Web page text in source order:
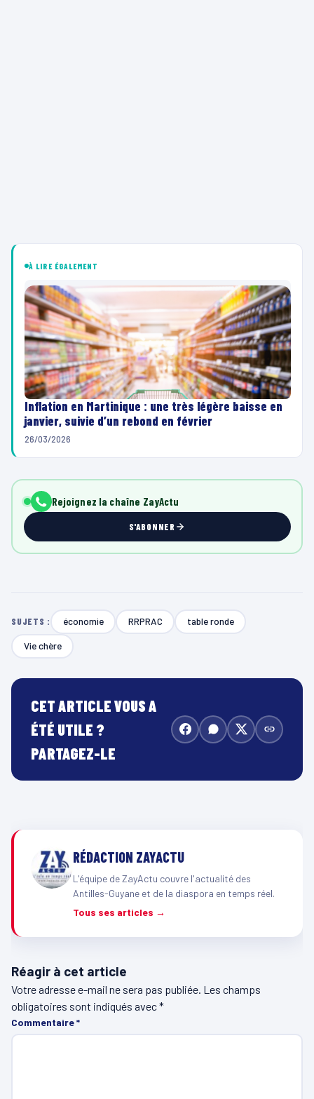
À LIRE ÉGALEMENT
Inflation en Martinique : une très légère baisse en
janvier, suivie d’un rebond en février
26/03/2026
Rejoignez la chaîne ZayActu
S'ABONNER
SUJETS : économie RRPRAC table ronde
Vie chère
CET ARTICLE VOUS A
ÉTÉ UTILE ?
PARTAGEZ-LE
RÉDACTION ZAYACTU
L'équipe de ZayActu couvre l'actualité des
Antilles-Guyane et de la diaspora en temps réel.
Tous ses articles →
Réagir à cet article
Votre adresse e-mail ne sera pas publiée. Les champs
obligatoires sont indiqués avec*
Commentaire*